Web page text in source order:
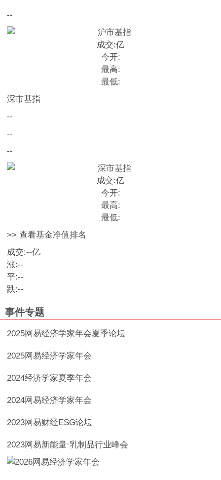
--
成交:亿
今开:
最高:
最低:
深市基指
--
--
--
成交:亿
今开:
最高:
最低:
>> 查看基金净值排名
成交:--亿
涨:--
平:--
跌:--
事件专题
2025网易经济学家年会夏季论坛
2025网易经济学家年会
2024经济学家夏季年会
2024网易经济学家年会
2023网易财经ESG论坛
2023网易新能量·乳制品行业峰会